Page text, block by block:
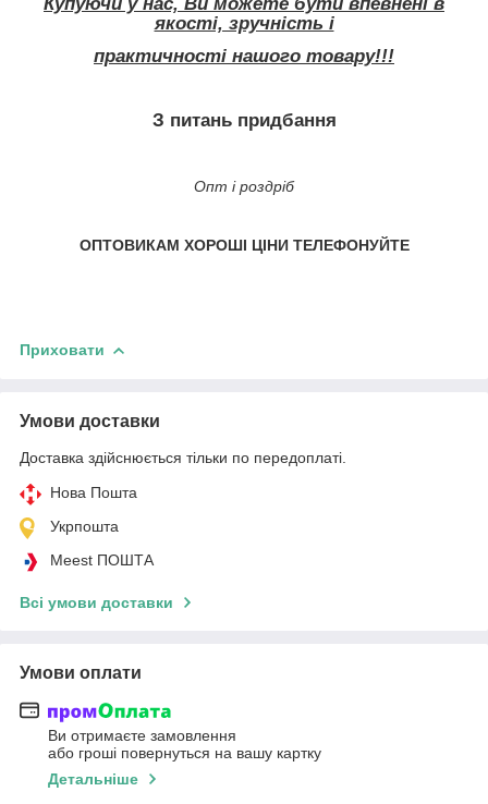
якості, зручність і
практичності нашого товару!!!
З питань придбання
Опт і роздріб
ОПТОВИКАМ ХОРОШІ ЦІНИ ТЕЛЕФОНУЙТЕ
Приховати
Умови доставки
Доставка здійснюється тільки по передоплаті.
Нова Пошта
Укрпошта
Meest ПОШТА
Всі умови доставки
Умови оплати
Ви отримаєте замовлення
або гроші повернуться на вашу картку
Детальніше